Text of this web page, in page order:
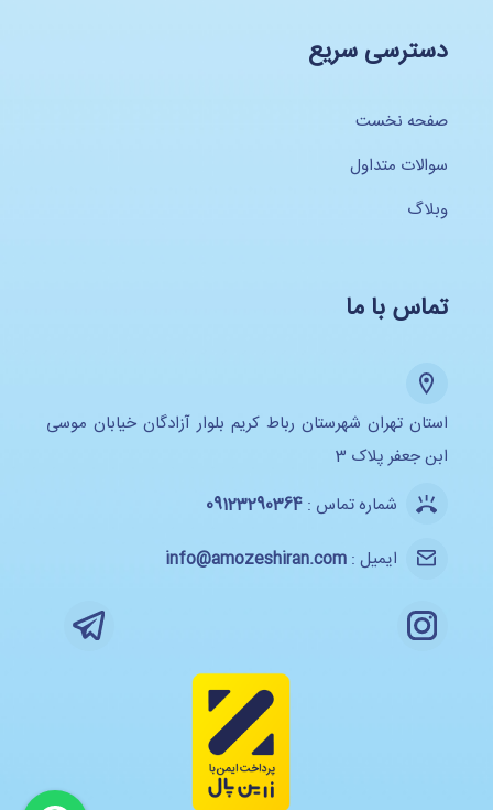
دسترسی سریع
صفحه نخست
سوالات متداول
وبلاگ
تماس با ما
استان تهران شهرستان رباط کریم بلوار آزادگان خیابان موسی
ابن جعفر پلاک 3
شماره تماس :09123290364
ایمیل :info@amozeshiran.com